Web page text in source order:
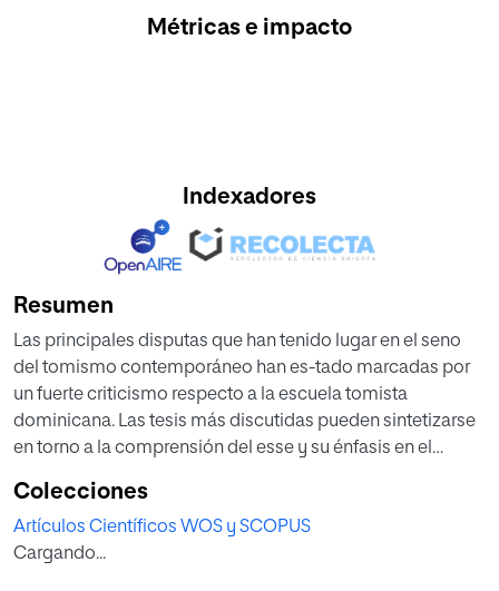
Métricas e impacto
Indexadores
Resumen
Las principales disputas que han tenido lugar en el seno
del tomismo contemporáneo han es-tado marcadas por
un fuerte criticismo respecto a la escuela tomista
dominicana. Las tesis más discutidas pueden sintetizarse
en torno a la comprensión del esse y su énfasis en el
Lawrence Dewan quiso contrarrestar este criticismo
equilibrando este énfasis sobre el esse haciendo valer el
papel de la forma en el pensamiento de Tomás de Aquino.
Colecciones
Artículos Científicos WOS y SCOPUS
Cargando...